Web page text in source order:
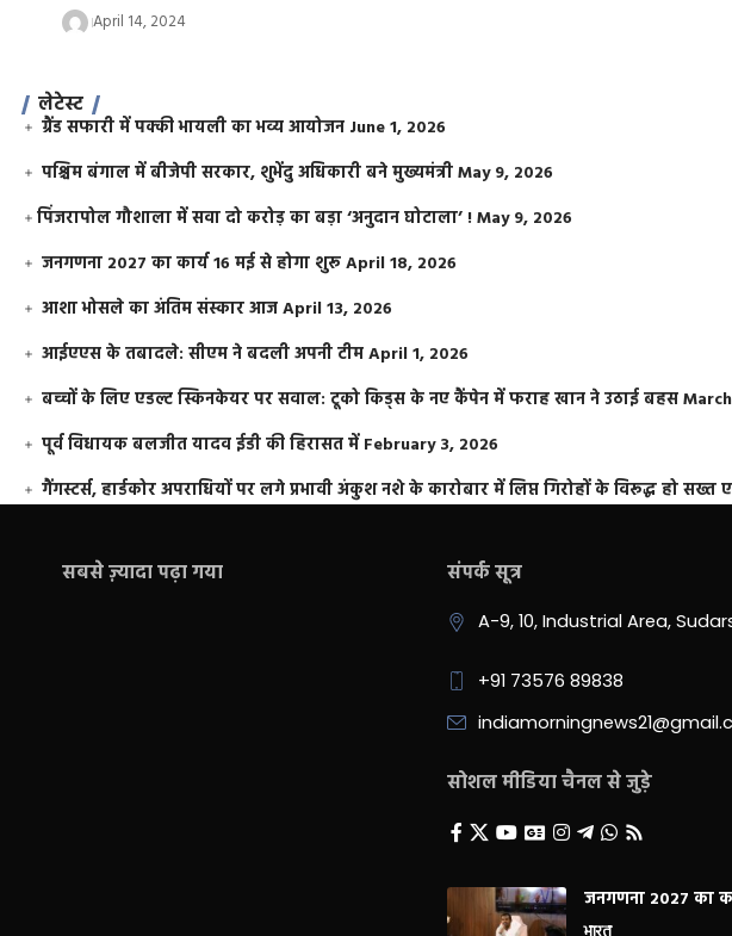
April 14, 2024
लेटेस्ट
ग्रैंड सफारी में पक्की भायली का भव्य आयोजन June 1, 2026
पश्चिम बंगाल में बीजेपी सरकार, शुभेंदु अधिकारी बने मुख्यमंत्रीMay 9, 2026
​पिंजरापोल गौशाला में सवा दो करोड़ का बड़ा ‘अनुदान घोटाला’ !May 9, 2026
जनगणना 2027 का कार्य 16 मई से होगा शुरूApril 18, 2026
आशा भोसले का अंतिम संस्कार आजApril 13, 2026
आईएएस के तबादले: सीएम ने बदली अपनी टीमApril 1, 2026
बच्चों के लिए एडल्ट स्किनकेयर पर सवाल: टूको किड्स के नए कैंपेन में फराह खान ने उठाई बहस
पूर्व विधायक बलजीत यादव ईडी की हिरासत में February 3, 2026
गैंगस्टर्स, हार्डकोर अपराधियों पर लगे प्रभावी अंकुश नशे के कारोबार में लिप्त गिरोहों के विरूद्ध हो सख्त
सबसे ज़्यादा पढ़ा गया संपर्क सूत्र
A-9, 10, Industrial Area,
+91 73576 89838
सोशल मीडिया चैनल से जुड़े
जनगणना 2027 का